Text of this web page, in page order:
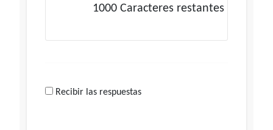
1000 Caracteres restantes
Recibir las respuestas